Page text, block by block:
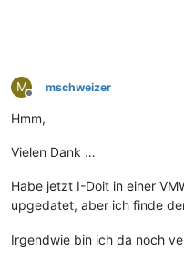
M
Offline
mschweizer
Hmm,
Vielen Dank …
Habe jetzt I-Doit in einer
upgedatet, aber ich finde
Irgendwie bin ich da noch